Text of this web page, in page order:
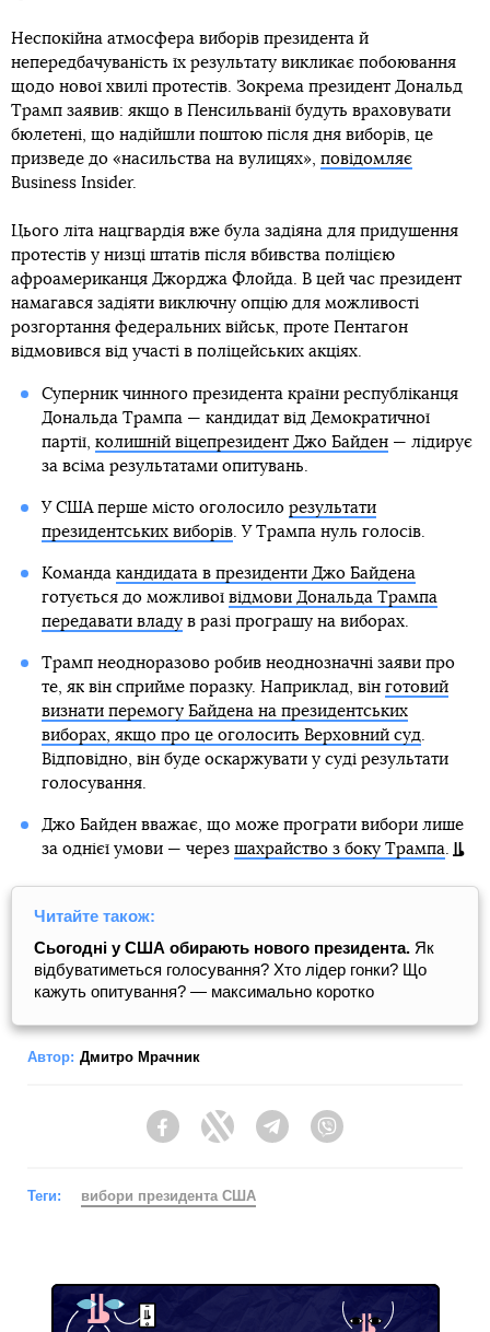
Неспокійна атмосфера виборів президента й
непередбачуваність їх результату викликає побоювання
щодо нової хвилі протестів. Зокрема президент Дональд
Трамп заявив: якщо в Пенсильванії будуть враховувати
бюлетені, що надійшли поштою після дня виборів, це
призведе до «насильства на вулицях», повідомляє
Business Insider.
Цього літа нацгвардія вже була задіяна для придушення
протестів у низці штатів після вбивства поліцією
афроамериканця Джорджа Флойда. В цей час президент
намагався задіяти виключну опцію для можливості
розгортання федеральних військ, проте Пентагон
відмовився від участі в поліцейських акціях.
Суперник чинного президента країни республіканця
Дональда Трампа — кандидат від Демократичної
партії, колишній віцепрезидент Джо Байден— лідирує
за всіма результатами опитувань.
У США перше місто оголосило результати
президентських виборів. У Трампа нуль голосів.
Команда кандидата в президенти Джо Байдена
готується до можливої відмови Дональда Трампа
передавати владув разі програшу на виборах.
Трамп неодноразово робив неоднозначні заяви про
те, як він сприйме поразку. Наприклад, він готовий
визнати перемогу Байдена на президентських
виборах, якщо про це оголосить Верховний суд
Відповідно, він буде оскаржувати у суді результати
голосування.
Джо Байден вважає, що може програти вибори лише
за однієї умови — через шахрайство з боку Трампа
Читайте також:
Сьогодні у США обирають нового президента. Як
відбуватиметься голосування? Хто лідер гонки? Що
кажуть опитування? — максимально коротко
Автор: Дмитро Мрачник
FacebookTwitter Telegram
Теги: вибори президента США